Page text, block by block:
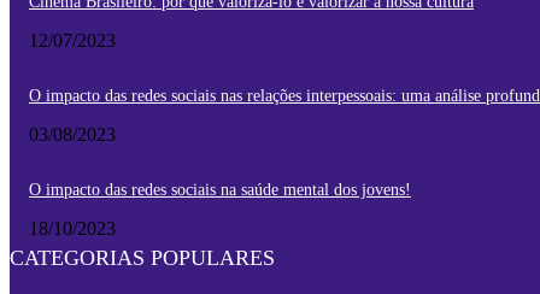
12/07/2023
O impacto das redes sociais nas relações interpessoais: uma análise
03/08/2023
O impacto das redes sociais na saúde mental dos jovens!
18/10/2023
CATEGORIAS POPULARES